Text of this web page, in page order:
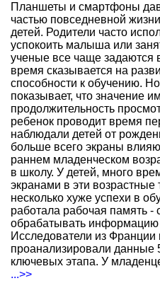
Планшеты и смартфоны
частью повседневной
детей. Родители часто
успокоить малыша или
ученые все чаще задаются
время сказывается на
способности к обучению.
показывает, что значение
продолжительность
ребенок проводит время
наблюдали детей от
больше всего экраны
раннем младенческом
в школу. У детей, много
экранами в эти возрастные
несколько хуже успехи в
работала рабочая память -
обрабатывать информацию
Исследователи из Франции
проанализировали данные
ключевых этапа. У
...>>